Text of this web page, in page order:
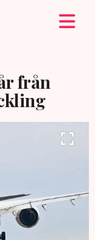
från